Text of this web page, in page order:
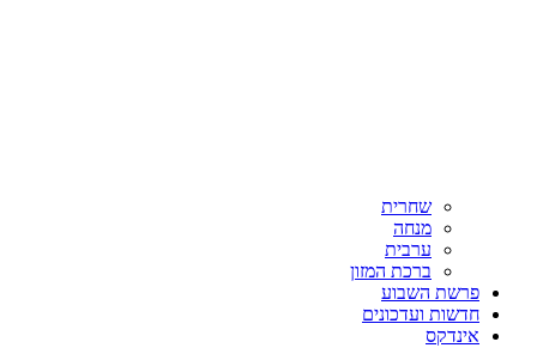
שחרית
מנחה
ערבית
ברכת המזון
פרשת השבוע
חדשות ועדכונים
אינדקס